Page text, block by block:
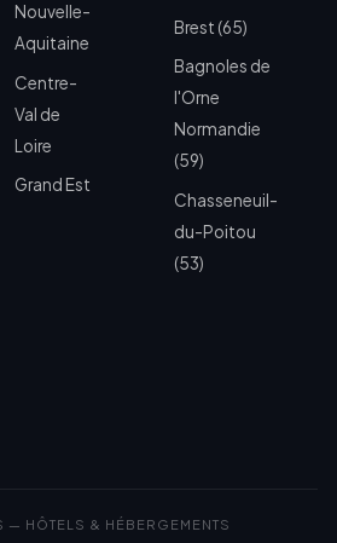
Nouvelle-
Aquitaine
Centre-
Val de
Loire
Grand Est
Brest (65)
Bagnoles de
l'Orne
Normandie
(59)
Chasseneuil-
du-Poitou
(53)
— HÔTELS & HÉBERGEMENTS